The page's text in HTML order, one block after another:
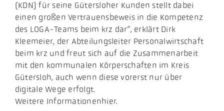
(KDN) für seine Gütersloher Kunden stellt dabei
einen großen Vertrauensbeweis in die Kompetenz
des LOGA-Teams beim krz dar”, erklärt Dirk
Kleemeier, der Abteilungsleiter Personalwirtschaft
beim krz und freut sich auf die Zusammenarbeit
mit den kommunalen Körperschaften im Kreis
Gütersloh, auch wenn diese vorerst nur über
digitale Wege erfolgt.
Weitere Informationenhier.